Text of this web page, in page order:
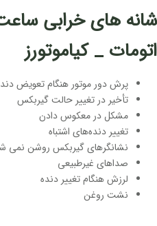
شانه های خرابی
اتومات _ کیاموتورز
پرش دور موتور هنگام تعویض
تأخیر در تغییر حالت گیربکس
مشکل در معکوس دادن
تغییر دنده‌های اشتباه
نشانگرهای گیربکس روشن نمی
صداهای غیرطبیعی
لرزش هنگام تغییر دنده
نشت روغن